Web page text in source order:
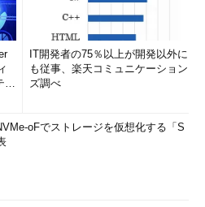
ィ
IT開発者の75％以上が開発以外に
も従事、楽天コミュニケーション
ズ調べ
oFでストレージを仮想化する「S